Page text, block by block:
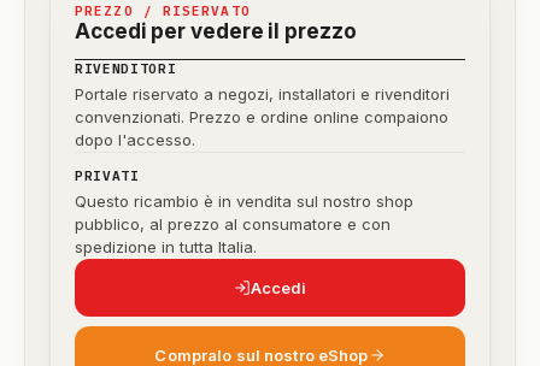
PREZZO / RISERVATO
Accedi per vedere il prezzo
RIVENDITORI
Portale riservato a negozi, installatori e rivenditori
convenzionati. Prezzo e ordine online compaiono
dopo l'accesso.
PRIVATI
Questo ricambio è in vendita sul nostro shop
pubblico, al prezzo al consumatore e con
spedizione in tutta Italia.
Accedi
Compralo sul nostro eShop